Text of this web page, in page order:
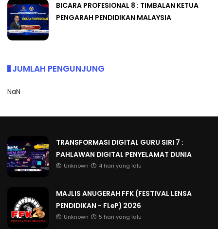
BICARA PROFESIONAL 8 : TIMBALAN KETUA
PENGARAH PENDIDIKAN MALAYSIA
JUMLAH PENGUNJUNG
NaN
TRANSFORMASI DIGITAL GURU SIRI 7 :
PAHLAWAN DIGITAL PENYELAMAT DUNIA
Unknown 4 hari yang lalu
MAJLIS ANUGERAH FFK (FESTIVAL LENSA
PENDIDIKAN - FLeP) 2026
Unknown 5 hari yang lalu